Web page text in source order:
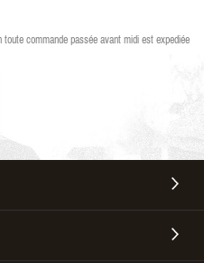
commande passée avant midi est expediée